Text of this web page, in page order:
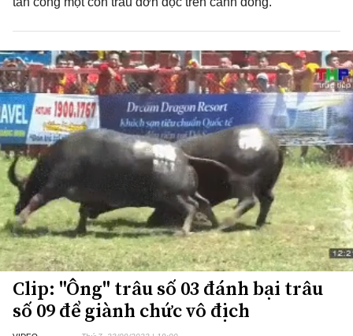
Clip: "Ông" trâu số 03 đánh bại trâu
số 09 để giành chức vô địch